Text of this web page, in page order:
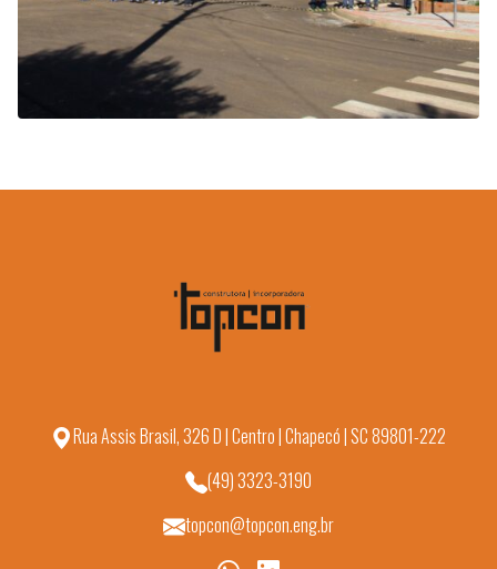
Rua Assis Brasil, 326 D | Centro | Chapecó | SC 89801-222
(49) 3323-3190
topcon@topcon.eng.br